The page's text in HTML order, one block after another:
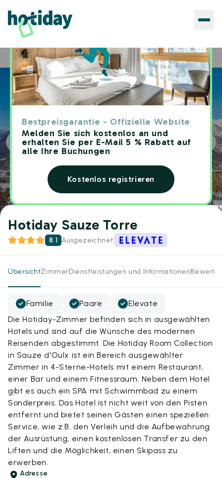
Bestpreisgarantie - Offizielle Website
Melden Sie sich kostenlos an und
erhalten Sie per E-Mail 5 % Rabatt auf
alle Ihre Buchungen
Kostenlos registrieren
Home Hotels Hotiday Sauze Torre
Hotiday Sauze Torre
8.1 Ausgezeichnet
ÜbersichtZimmerDienstleistungen und Informationen
Familie Paare
Elevate
Die Hotiday-Zimmer befinden sich in ausgewählten
Hotels und sind auf die Wünsche des modernen
Reisenden abgestimmt. Die Hotiday Room Collection
in Sauze d'Oulx ist ein Bereich ausgewählter
Zimmer in 4-Sterne-Hotels mit einem Restaurant,
einer Bar und einem Fitnessraum. Neben dem Hotel
gibt es auch ein SPA mit Schwimmbad zu einem
Sonderpreis. Das Hotel ist nicht weit von den Pisten
entfernt und bietet seinen Gästen einen speziellen
Service, wie z.B. den Verleih und die Aufbewahrung
der Ausrüstung, einen kostenlosen Transfer zu den
Liften und die Möglichkeit, einen Skipass zu
erwerben.
Adresse